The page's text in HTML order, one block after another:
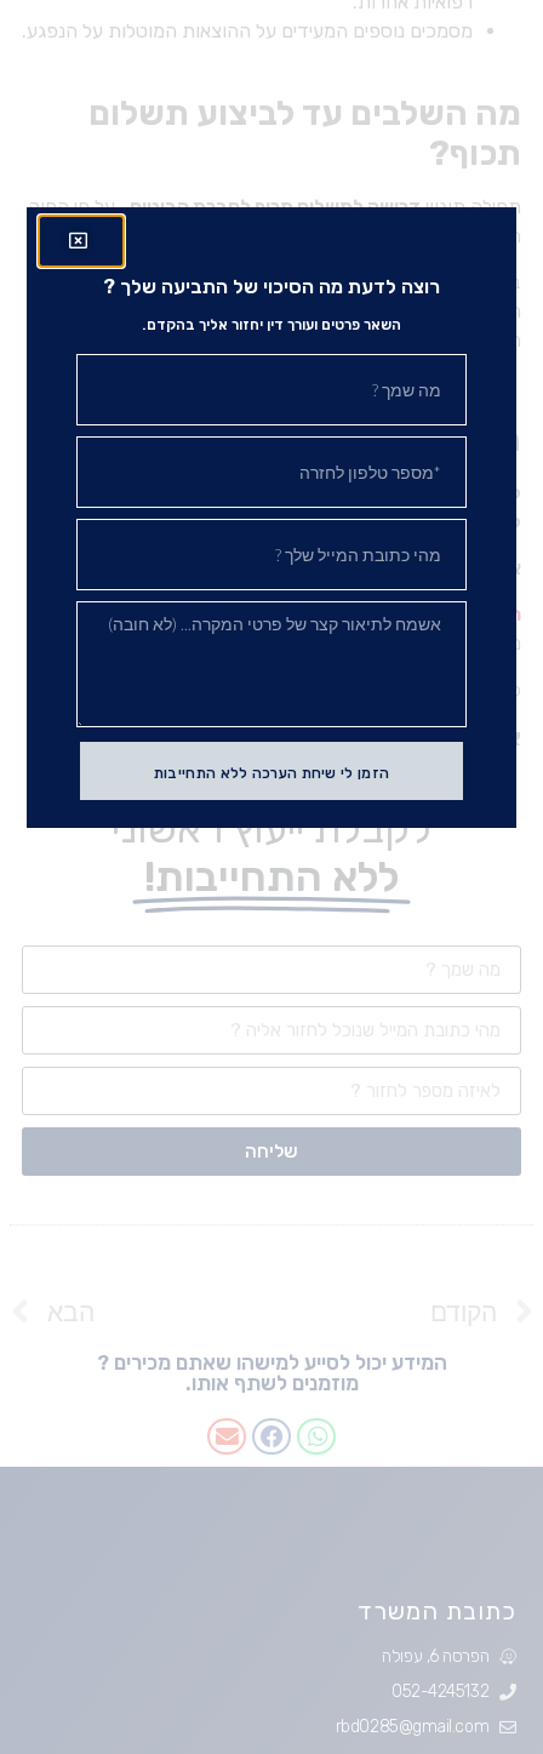
מסמכים נוספים המעידים על ההוצאות המוטלות על הנפגע.
מה השלבים עד לביצוע תשלום
תכוף?
תחילה תוגשדרישה לתשלום תכוף לחברת הביטוח. על פי החוק
תשלום תכוף ישולם תוך 60 ימים ממועד הדרישה.
במקרה שחלפו 60 ימים מיום הדרישה או במקרה של דחיית
הדרישה לתשלום תכוף על ידי חברת הביטוח רשאים הנפגע או
התלויים בו להגיש
בקשה לתשלום תכוף בבית המשפט.
הייתם מעורבים בתאונה?
לנו ניסיון רב בתביעות פיצויים לנפגעי תאונות דרכים, הצלחנו
להשיג ללקוחותינו פיצויים משמעותיים מחברות הביטוח.
אנו נדאג למיצוי הזכויות שלכם ולפיצוי מקסימלי!
השאירו פרטים באתר
או פנו אלינו ישירות למספר הטלפון המופיע
מטה.
לתיאום פגישת ייעוץ
אל תוותרו על הזכויות שלכם!
לקבלת ייעוץ ראשוני
ללא התחייבות!​
שליחה
הקודם הבא
המידע יכול לסייע למישהו שאתם מכירים ?
מוזמנים לשתף אותו.
כתובת המשרד​
הפרסה 6, עפולה
052-4245132
rbd0285@gmail.com
רוצה לדעת מה הסיכוי של התביעה שלך ?
השאר פרטים ועורך דין יחזור אליך בהקדם.
הזמן לי שיחת הערכה ללא התחייבות